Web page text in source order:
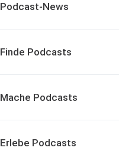
Podcast-News
Finde Podcasts
Mache Podcasts
Erlebe Podcasts